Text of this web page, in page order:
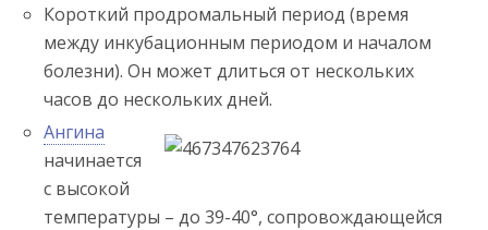
Короткий продромальный период (время
между инкубационным периодом и началом
болезни). Он может длиться от нескольких
часов до нескольких дней.
Ангина
начинается
с высокой
температуры – до 39-40°, сопровождающейся